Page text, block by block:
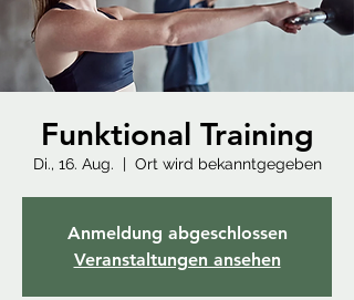
Funktional Training
Di., 16. Aug.
  |
Ort wird bekanntgegeben
Anmeldung abgeschlossen
Veranstaltungen ansehen